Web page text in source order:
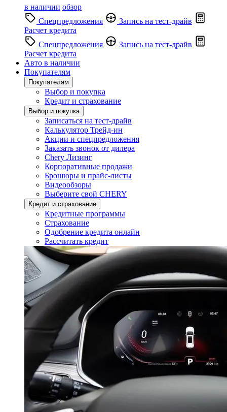
в наличии обзор
Спецпредложения
Запись на тест-драйв
Расчет кредита
Спецпредложения
Запись на тест-драйв
Расчет кредита
Авто в наличии
Покупателям
Покупателям
Выбор и покупка
Кредит и страхование
Выбор и покупка
Записаться на тест-драйв
Калькулятор Трейд-ин
Акции и спецпредложения
Заказать звонок от дилера
Chery Лизинг
Корпоративные продажи
Брошюры и прайс-листы
Видеообзоры
Выберите свой CHERY
Кредит и страхование
Кредитные программы
Страхование
Одобрение кредита онлайн
Рассчитать кредит